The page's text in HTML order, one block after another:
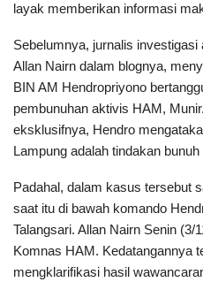
layak memberikan informasi
Sebelumnya, jurnalis
Allan Nairn dalam blognya,
BIN AM Hendropriyono
pembunuhan aktivis HAM,
eksklusifnya, Hendro
Lampung adalah tindakan
Padahal, dalam kasus tersebut
saat itu di bawah komando
Talangsari. Allan Nairn Senin
Komnas HAM. Kedatangannya
mengklarifikasi hasil